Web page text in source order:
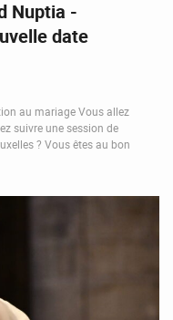
Nuptia -
date
au mariage Vous allez
suivre une session de
? Vous êtes au bon